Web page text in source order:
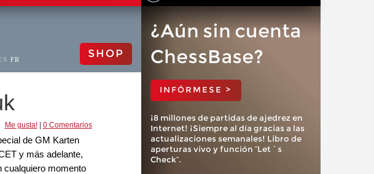
FR SHOP
Me gusta!| 0 Comentarios
de GM Karten
y más adelante,
cualquiero momento
¿Aún sin cuenta
ChessBase?
INFÓRMESE >
¡8 millones de partidas de ajedrez en
Internet! ¡Siempre al día gracias a las
actualizaciones semanales! Libro de
aperturas vivo y función “Let´s
Check”.